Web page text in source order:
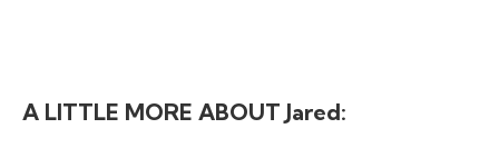
A LITTLE MORE ABOUT Jared: